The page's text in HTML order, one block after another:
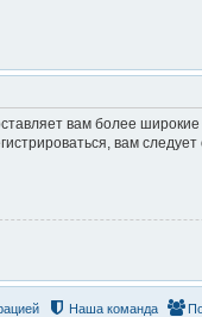
вам более
вам
Наша команда